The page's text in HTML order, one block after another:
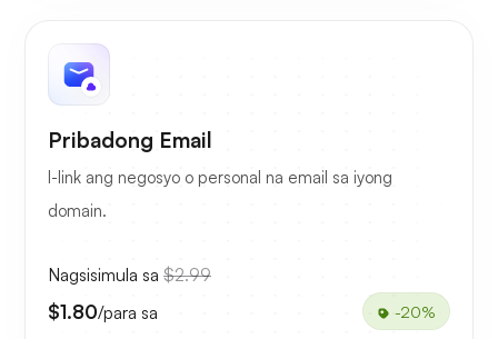
Pribadong Email
I-link ang negosyo o personal na email sa iyong
domain.
Nagsisimula sa $2.99
$1.80/para sa -20%